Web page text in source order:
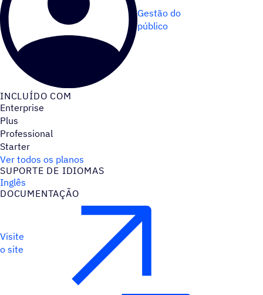
Gestão do
público
INCLUÍDO COM
Enterprise
Plus
Professional
Starter
Ver todos os planos
SUPORTE DE IDIOMAS
Inglês
DOCUMENTAÇÃO
Visite
o site